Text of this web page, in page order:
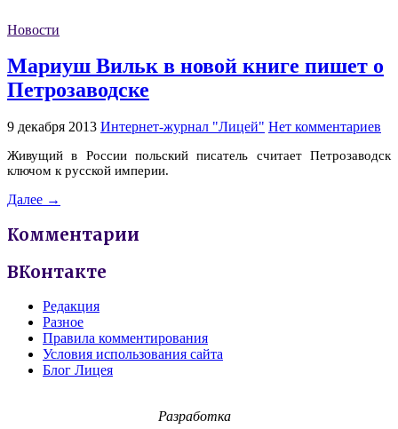
Новости
Мариуш Вильк в новой книге пишет о
Петрозаводске
9 декабря 2013 Интернет-журнал "Лицей" Нет комментариев
Живущий в России польский писатель считает Петрозаводск
ключом к русской империи.
Далее →
Комментарии
ВКонтакте
Редакция
Разное
Правила комментирования
Условия использования сайта
Блог Лицея
Разработка